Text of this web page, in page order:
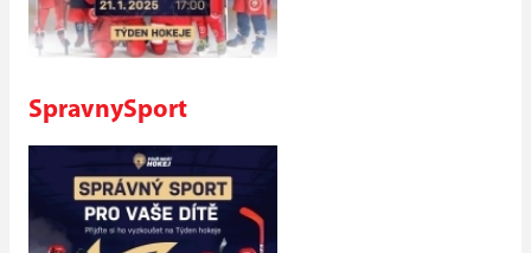
SpravnySport